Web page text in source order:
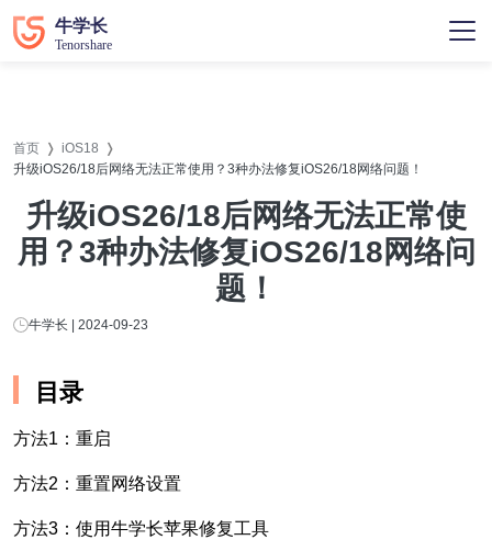
首页
iOS18
升级iOS26/18后网络无法正常使用？3种办法修复iOS26/18网络问题！
升级iOS26/18后网络无法正常使
用？3种办法修复iOS26/18网络问
题！
牛学长 | 2024-09-23
目录
方法1：重启
方法2：重置网络设置
方法3：使用牛学长苹果修复工具